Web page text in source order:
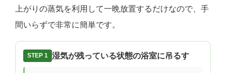
上がりの蒸気を利用して一晩放置するだけなので、手
間いらずで非常に簡単です。
STEP 1 湿気が残っている状態の浴室に吊るす